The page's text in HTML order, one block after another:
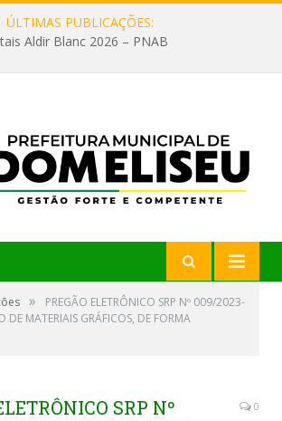
ÚLTIMAS PUBLICAÇÕES:
Aldir Blanc 2026 – PNAB
»
PREGÃO ELETRÔNICO SRP Nº 009/2023-
DE MATERIAIS GRÁFICOS, DE FORMA
SRP Nº
0